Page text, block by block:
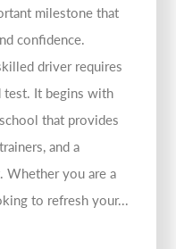
milestone that
confidence.
driver requires
test. It begins with
that provides
and a
Whether you are a
to refresh your...